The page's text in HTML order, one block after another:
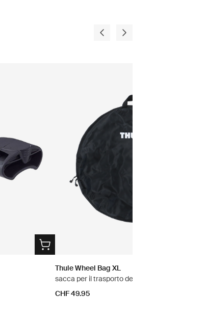
Thule Wheel Bag XL
sacca per il trasporto delle ruote XL nero
CHF 49.95